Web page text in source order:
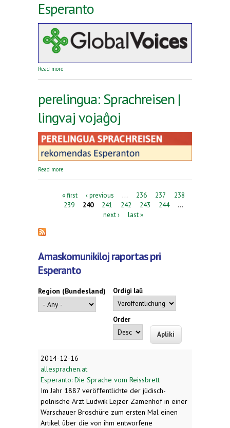
Esperanto
Read more
perelingua: Sprachreisen |
lingvaj vojaĝoj
Read more
Pages« first ‹ previous … 236 237
238
239
240 241 242 243 244
…
next ›
last »
Amaskomunikiloj raportas pri
Esperanto
Region (Bundesland) Ordigi laŭ
Order
2014-12-16
allesprachen.at
Esperanto: Die Sprache vom Reissbrett
Im Jahr 1887 veröffentlichte der jüdisch-
polnische Arzt Ludwik Lejzer Zamenhof in einer
Warschauer Broschüre zum ersten Mal einen
Artikel über die von ihm entworfene